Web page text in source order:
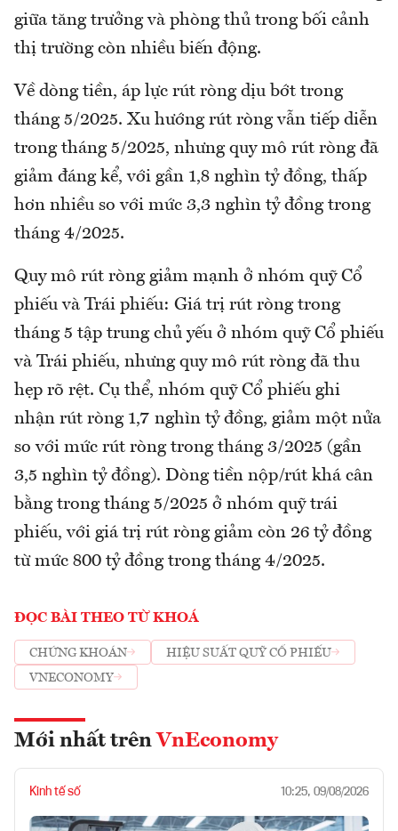
giữa tăng trưởng và phòng thủ trong bối cảnh
thị trường còn nhiều biến động.
Về dòng tiền, áp lực rút ròng dịu bớt trong
tháng 5/2025. Xu hướng rút ròng vẫn tiếp diễn
trong tháng 5/2025, nhưng quy mô rút ròng đã
giảm đáng kể, với gần 1,8 nghìn tỷ đồng, thấp
hơn nhiều so với mức 3,3 nghìn tỷ đồng trong
tháng 4/2025.
Quy mô rút ròng giảm mạnh ở nhóm quỹ Cổ
phiếu và Trái phiếu: Giá trị rút ròng trong
tháng 5 tập trung chủ yếu ở nhóm quỹ Cổ phiếu
và Trái phiếu, nhưng quy mô rút ròng đã thu
hẹp rõ rệt. Cụ thể, nhóm quỹ Cổ phiếu ghi
nhận rút ròng 1,7 nghìn tỷ đồng, giảm một nửa
so với mức rút ròng trong tháng 3/2025 (gần
3,5 nghìn tỷ đồng). Dòng tiền nộp/rút khá cân
bằng trong tháng 5/2025 ở nhóm quỹ trái
phiếu, với giá trị rút ròng giảm còn 26 tỷ đồng
từ mức 800 tỷ đồng trong tháng 4/2025.
ĐỌC BÀI THEO TỪ KHOÁ
CHỨNG KHOÁN
HIỆU SUẤT QUỸ CỔ PHIẾU
VNECONOMY
Mới nhất trên VnEconomy
Kinh tế số 10:25, 09/08/2026